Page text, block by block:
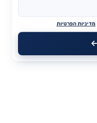
מדיניות הפרטיות